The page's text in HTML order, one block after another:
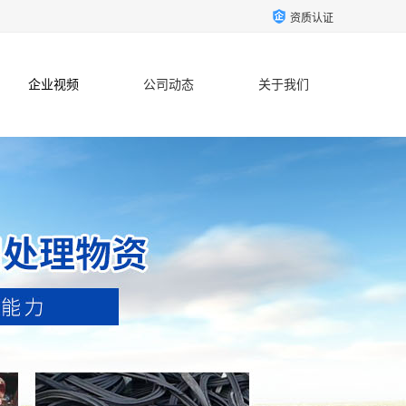
资质认证
企业视频 公司动态 关于我们